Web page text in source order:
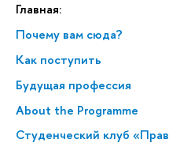
Главная:
Почему вам сюда?
Как поступить
Будущая профессия
About the Programme
Студенческий клуб